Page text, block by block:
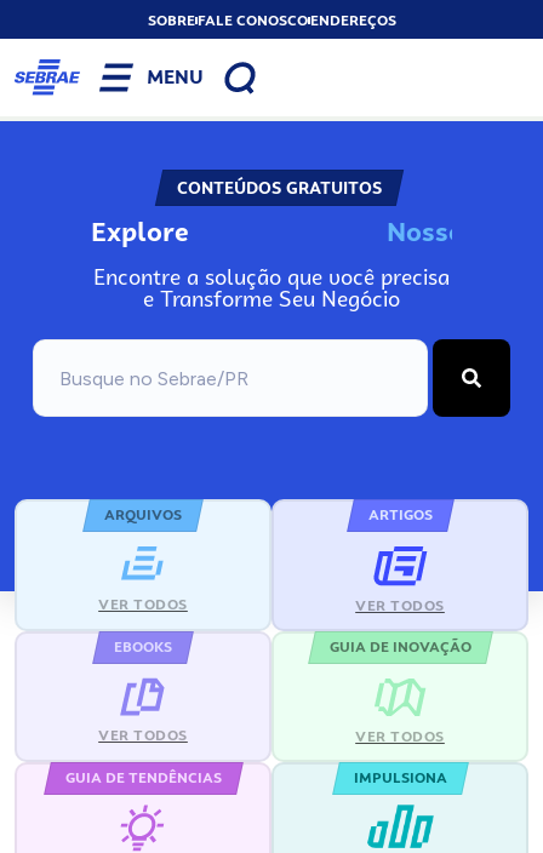
SOBREFALE CONOSCOENDEREÇOS
MENU
CONTEÚDOS GRATUITOS
Explore Nosso
Encontre a solução que você precisa
e Transforme Seu Negócio
ARQUIVOS
VER TODOS
ARTIGOS
VER TODOS
EBOOKS
VER TODOS
GUIA DE INOVAÇÃO
VER TODOS
GUIA DE TENDÊNCIAS IMPULSIONA